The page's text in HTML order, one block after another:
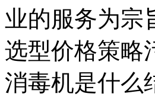
业的服务为宗
选型价格策略
消毒机是什么